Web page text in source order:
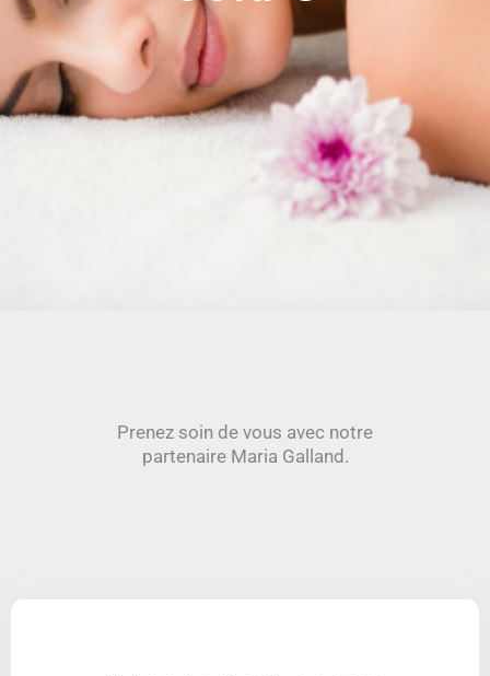
Prenez soin de vous avec notre
partenaire Maria Galland.